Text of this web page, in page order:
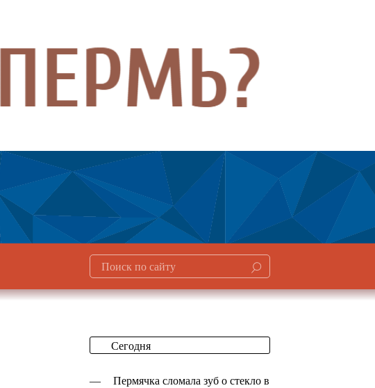
Сегодня
—
Пермячка сломала зуб о стекло в